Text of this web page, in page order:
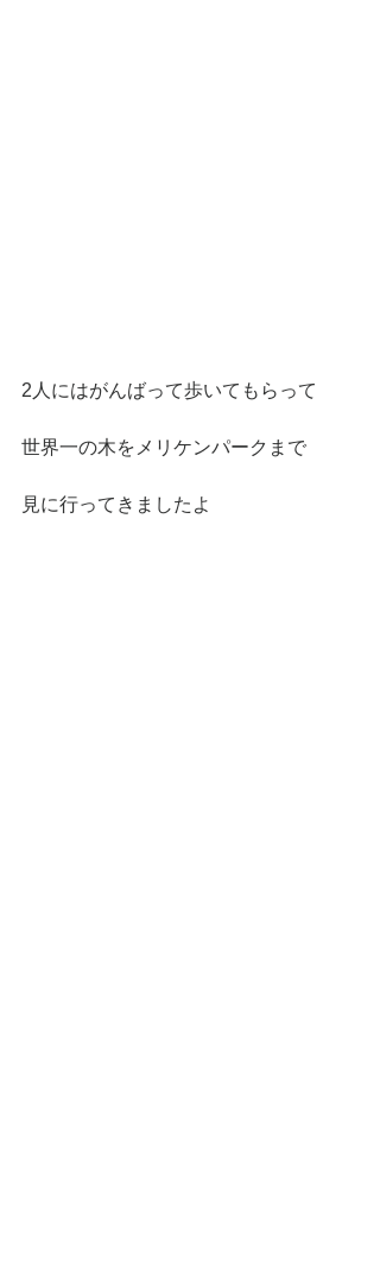
2人にはがんばって歩いてもらって
世界一の木をメリケンパークまで
見に行ってきましたよ